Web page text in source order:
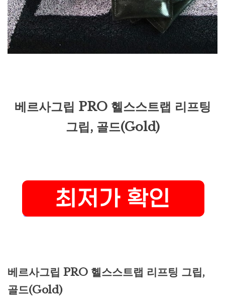
베르사그립 PRO 헬스스트랩 리프팅
그립, 골드(Gold)
베르사그립 PRO 헬스스트랩 리프팅 그립,
골드(Gold)